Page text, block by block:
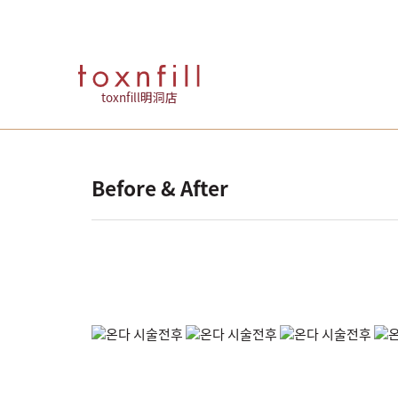
toxnfill明洞店
Before & After